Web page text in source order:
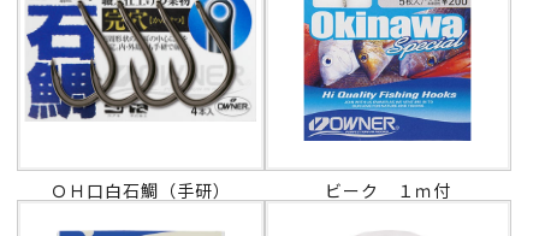
ＯＨ口白石鯛（手研） ビーク １ｍ付